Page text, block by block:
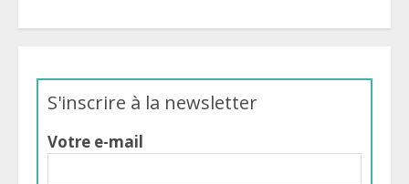
S'inscrire à la newsletter
Votre e-mail